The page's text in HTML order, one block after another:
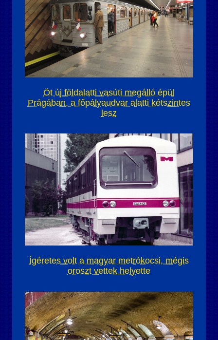
Öt új földalatti vasúti megálló épül
Prágában, a főpályaudvar alatti kétszintes
lesz
Ígéretes volt a magyar metrókocsi, mégis
oroszt vettek helyette